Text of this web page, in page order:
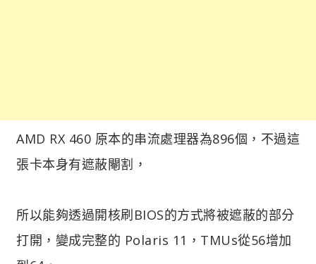
AMD RX 460 原本的串流處理器為896個，不過這
張卡本身有遮蔽閹割，
所以能夠透過開核刷BIOS的方式將被遮蔽的部分
打開，變成完整的 Polaris 11，TMUs從56增加